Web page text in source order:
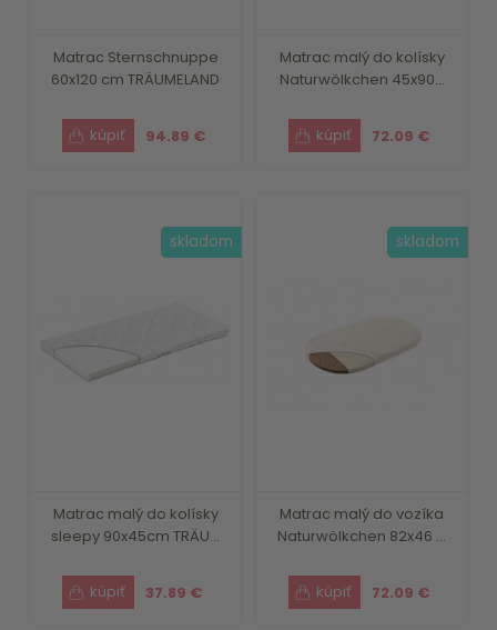
Matrac Sternschnuppe
60x120 cm TRÄUMELAND
94.89 €
Matrac malý do kolísky
Naturwölkchen 45x90...
72.09 €
Matrac malý do kolísky
sleepy 90x45cm TRÄU...
37.89 €
skladom
Matrac malý do vozíka
Naturwölkchen 82x46 ...
72.09 €
skladom